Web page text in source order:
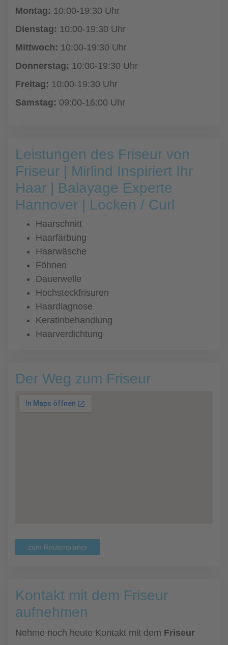
Montag: 10:00-19:30 Uhr
Dienstag: 10:00-19:30 Uhr
Mittwoch: 10:00-19:30 Uhr
Donnerstag: 10:00-19:30 Uhr
Freitag: 10:00-19:30 Uhr
Samstag: 09:00-16:00 Uhr
Leistungen des Friseur von
Friseur | Mirlind Inspiriert Ihr
Haar | Balayage Experte
Hannover | Locken / Curl
Haarschnitt
Haarfärbung
Haarwäsche
Föhnen
Dauerwelle
Hochsteckfrisuren
Haardiagnose
Keratinbehandlung
Haarverdichtung
Der Weg zum Friseur
zum Routenplaner
Kontakt mit dem Friseur
aufnehmen
Nehme noch heute Kontakt mit dem Friseur